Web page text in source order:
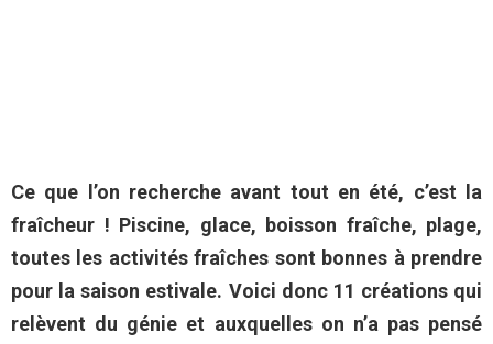
Ce que l’on recherche avant tout en été, c’est la
fraîcheur ! Piscine, glace, boisson fraîche, plage,
toutes les activités fraîches sont bonnes à prendre
pour la saison estivale. Voici donc 11 créations qui
relèvent du génie et auxquelles on n’a pas pensé